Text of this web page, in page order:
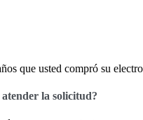
que usted compró su
la solicitud?